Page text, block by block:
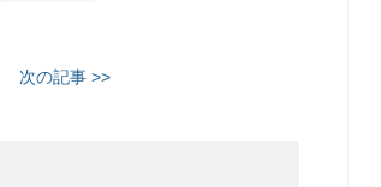
次の記事 >>